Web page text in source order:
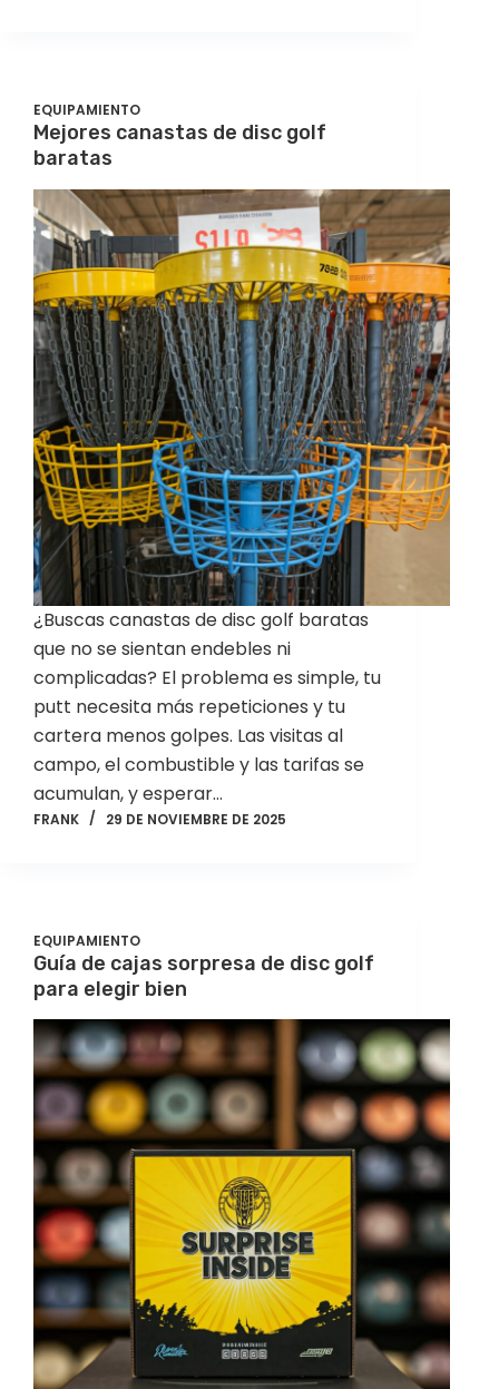
EQUIPAMIENTO
Mejores canastas de disc golf
baratas
¿Buscas canastas de disc golf baratas
que no se sientan endebles ni
complicadas? El problema es simple, tu
putt necesita más repeticiones y tu
cartera menos golpes. Las visitas al
campo, el combustible y las tarifas se
acumulan, y esperar…
FRANK 29 DE NOVIEMBRE DE 2025
EQUIPAMIENTO
Guía de cajas sorpresa de disc golf
para elegir bien